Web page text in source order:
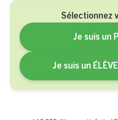
Sélectionnez
Je suis un
Je suis un